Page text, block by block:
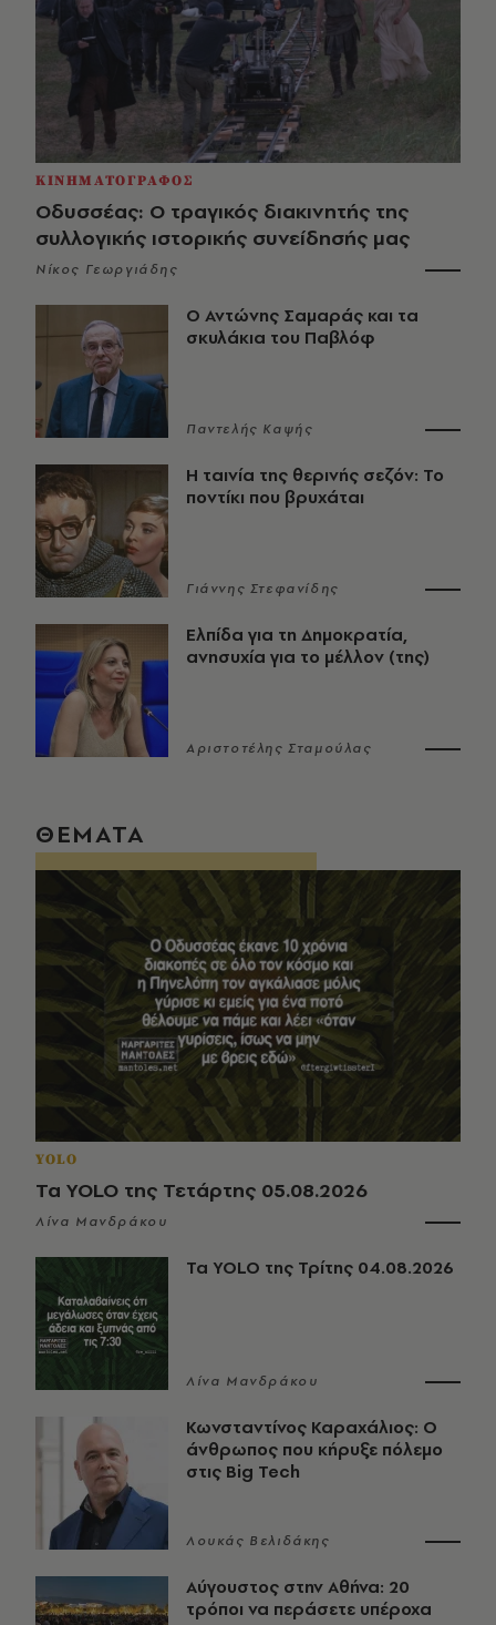
ΚΙΝΗΜΑΤΟΓΡΑΦΟΣ
Οδυσσέας: Ο τραγικός διακινητής της
συλλογικής ιστορικής συνείδησής μας
Νίκος Γεωργιάδης
Ο Αντώνης Σαμαράς και τα
σκυλάκια του Παβλόφ
Παντελής Καψής
Η ταινία της θερινής σεζόν: Το
ποντίκι που βρυχάται
Γιάννης Στεφανίδης
Ελπίδα για τη Δημοκρατία,
ανησυχία για το μέλλον (της)
Αριστοτέλης Σταμούλας
ΘΕΜΑΤΑ
YOLO
Τα YOLO της Τετάρτης 05.08.2026
Λίνα Μανδράκου
Τα YOLO της Τρίτης 04.08.2026
Λίνα Μανδράκου
Κωνσταντίνος Καραχάλιος: Ο
άνθρωπος που κήρυξε πόλεμο
στις Big Tech
Λουκάς Βελιδάκης
Αύγουστος στην Αθήνα: 20
τρόποι να περάσετε υπέροχα